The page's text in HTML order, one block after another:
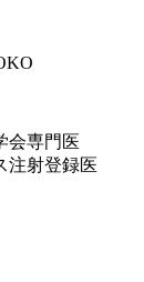
会専門医
注射登録医